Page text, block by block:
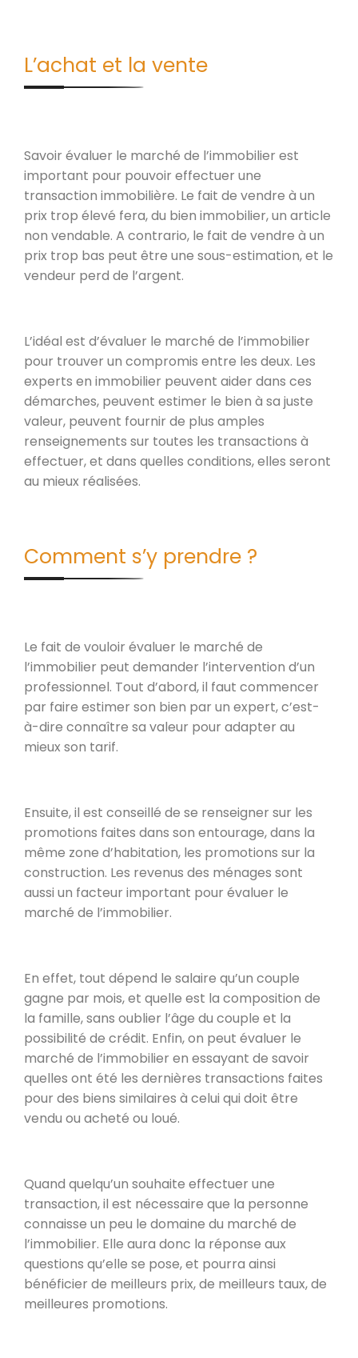
L’achat et la vente
Savoir évaluer le marché de l’immobilier est
important pour pouvoir effectuer une
transaction immobilière. Le fait de vendre à un
prix trop élevé fera, du bien immobilier, un article
non vendable. A contrario, le fait de vendre à un
prix trop bas peut être une sous-estimation, et le
vendeur perd de l’argent.
L’idéal est d’évaluer le marché de l’immobilier
pour trouver un compromis entre les deux. Les
experts en immobilier peuvent aider dans ces
démarches, peuvent estimer le bien à sa juste
valeur, peuvent fournir de plus amples
renseignements sur toutes les transactions à
effectuer, et dans quelles conditions, elles seront
au mieux réalisées.
Comment s’y prendre ?
Le fait de vouloir évaluer le marché de
l’immobilier peut demander l’intervention d’un
professionnel. Tout d’abord, il faut commencer
par faire estimer son bien par un expert, c’est-
à-dire connaître sa valeur pour adapter au
mieux son tarif.
Ensuite, il est conseillé de se renseigner sur les
promotions faites dans son entourage, dans la
même zone d’habitation, les promotions sur la
construction. Les revenus des ménages sont
aussi un facteur important pour évaluer le
marché de l’immobilier.
En effet, tout dépend le salaire qu’un couple
gagne par mois, et quelle est la composition de
la famille, sans oublier l’âge du couple et la
possibilité de crédit. Enfin, on peut évaluer le
marché de l’immobilier en essayant de savoir
quelles ont été les dernières transactions faites
pour des biens similaires à celui qui doit être
vendu ou acheté ou loué.
Quand quelqu’un souhaite effectuer une
transaction, il est nécessaire que la personne
connaisse un peu le domaine du marché de
l’immobilier. Elle aura donc la réponse aux
questions qu’elle se pose, et pourra ainsi
bénéficier de meilleurs prix, de meilleurs taux, de
meilleures promotions.